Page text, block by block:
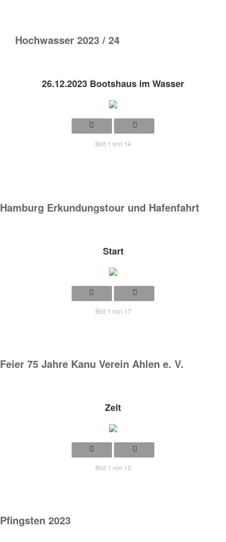
Hochwasser 2023 / 24
26.12.2023 Bootshaus im Wasser
Bild 1 von 14
Hamburg Erkundungstour und Hafenfahrt
Start
Bild 1 von 17
Feier 75 Jahre Kanu Verein Ahlen e. V.
Zelt
Bild 1 von 12
Pfingsten 2023